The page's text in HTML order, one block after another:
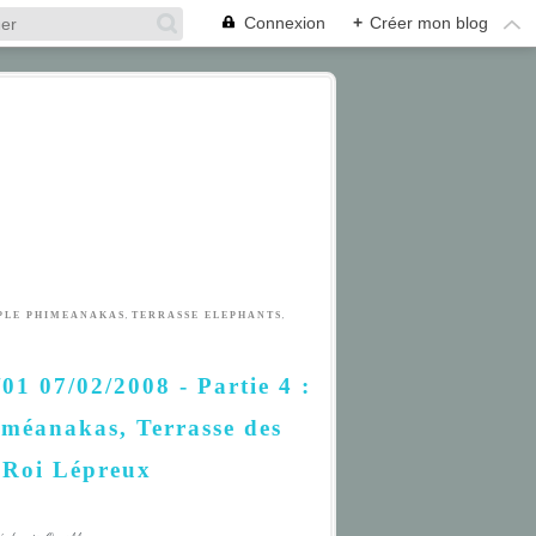
Connexion + Créer mon blog
PHIMEANAKAS , TERRASSE ELEPHANTS ,
07/02/2008 - Partie 4 :
Terrasse des
Lépreux